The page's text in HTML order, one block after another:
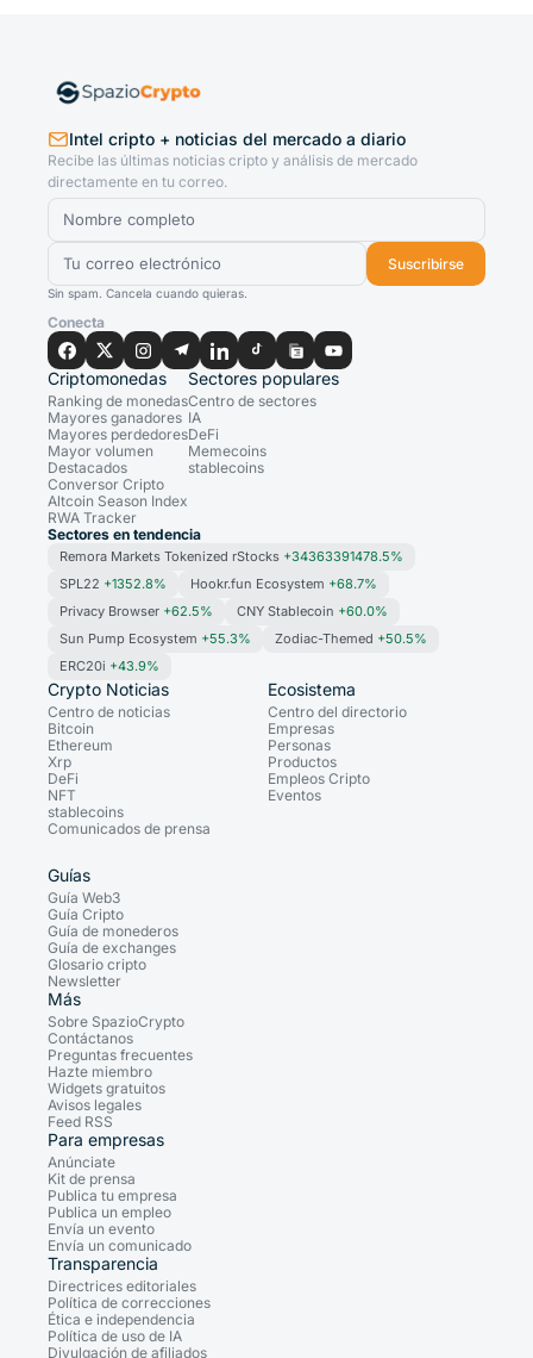
Intel cripto + noticias del mercado a diario
Recibe las últimas noticias cripto y análisis de mercado
directamente en tu correo.
Suscribirse
Sin spam. Cancela cuando quieras.
Conecta
Criptomonedas
Ranking de monedas
Mayores ganadores
Mayores perdedores
Mayor volumen
Destacados
Conversor Cripto
Altcoin Season Index
RWA Tracker
Sectores populares
Centro de sectores
IA
DeFi
Memecoins
stablecoins
Sectores en tendencia
Remora Markets Tokenized rStocks +34363391478.5%
SPL22 +1352.8% Hookr.fun Ecosystem +68.7%
Privacy Browser +62.5% CNY Stablecoin +60.0%
Sun Pump Ecosystem +55.3% Zodiac-Themed +50.5%
ERC20i +43.9%
Crypto Noticias
Centro de noticias
Bitcoin
Ethereum
Xrp
DeFi
NFT
stablecoins
Comunicados de prensa
Ecosistema
Centro del directorio
Empresas
Personas
Productos
Empleos Cripto
Eventos
Guías
Guía Web3
Guía Cripto
Guía de monederos
Guía de exchanges
Glosario cripto
Newsletter
Más
Sobre SpazioCrypto
Contáctanos
Preguntas frecuentes
Hazte miembro
Widgets gratuitos
Avisos legales
Feed RSS
Para empresas
Anúnciate
Kit de prensa
Publica tu empresa
Publica un empleo
Envía un evento
Envía un comunicado
Transparencia
Directrices editoriales
Política de correcciones
Ética e independencia
Política de uso de IA
Divulgación de afiliados